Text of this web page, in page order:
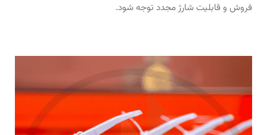
فروش و قابلیت شارژ مجدد توجه شود.